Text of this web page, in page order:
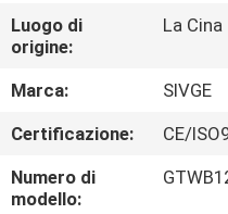
CIRCA
NOI
GIRO
DELLA
FABBRICA
Luogo di
origine:
La Cina
Marca:
SIVGE
Certificazione:
CE/
Numero di
modello: